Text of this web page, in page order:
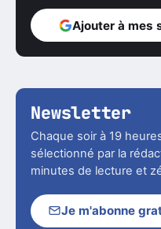
Ajouter à mes
Newsletter
Chaque soir à 19
sélectionné par la
minutes de lecture et
Je m'abonne